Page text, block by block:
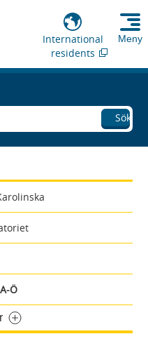
International
residents
Meny
Sök
Ö